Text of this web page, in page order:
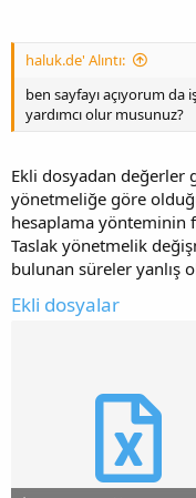
haluk.de' Alıntı:
ben sayfayı açıyorum da
yardımcı olur musunuz?
Ekli dosyadan
yönetmeliğe göre
hesaplama yönteminin
Taslak yönetmelik
bulunan süreler yanlış
Ekli dosyalar